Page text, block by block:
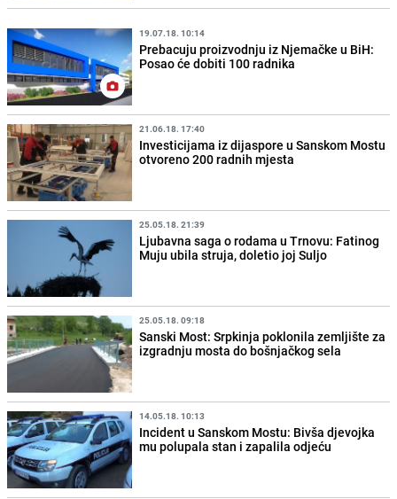
19.07.18. 10:14
Prebacuju proizvodnju iz Njemačke u BiH:
Posao će dobiti 100 radnika
21.06.18. 17:40
Investicijama iz dijaspore u Sanskom Mostu
otvoreno 200 radnih mjesta
25.05.18. 21:39
Ljubavna saga o rodama u Trnovu: Fatinog
Muju ubila struja, doletio joj Suljo
25.05.18. 09:18
Sanski Most: Srpkinja poklonila zemljište za
izgradnju mosta do bošnjačkog sela
14.05.18. 10:13
Incident u Sanskom Mostu: Bivša djevojka
mu polupala stan i zapalila odjeću